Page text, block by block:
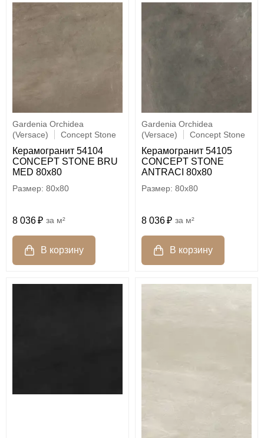
Gardenia Orchidea
(Versace)
Concept Stone
Керамогранит 54104
CONCEPT STONE BRU
MED 80x80
80x80
8 036 м²
Gardenia Orchidea
(Versace)
Concept Stone
Керамогранит 54105
CONCEPT STONE
ANTRACI 80x80
80x80
8 036 м²